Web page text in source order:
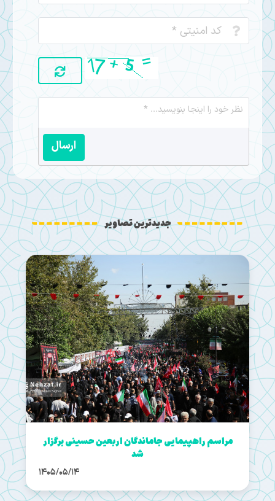
ارسال
جدیدترین تصاویر
مراسم راهپیمایی جاماندگان اربعین حسینی برگزار
شد
1405/05/14